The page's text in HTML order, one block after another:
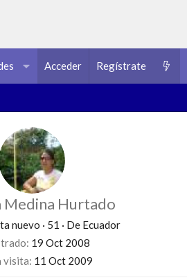
Multimedia Recursos
Acceder Regístrate
Hurtado
nuevo · 51 · De Ecuador
19 Oct 2008
visita 11 Oct 2009